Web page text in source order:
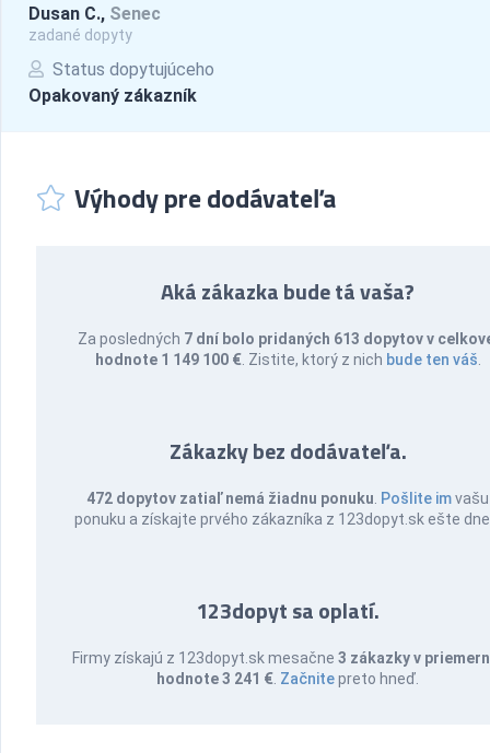
Dusan C., Senec
zadané dopyty
Status dopytujúceho
Opakovaný zákazník
Výhody pre dodávateľa
Aká zákazka bude tá vaša?
Za posledných 7 dní bolo pridaných 613 dopytov v
hodnote 1 149 100 € . Zistite, ktorý z nich bude ten váš
Zákazky bez dodávateľa.
472 dopytov zatiaľ nemá žiadnu ponuku Pošlite imvašu
ponuku a získajte prvého zákazníka z 123dopyt.sk ešte
123dopyt sa oplatí.
Firmy získajú z 123dopyt.sk mesačne3 zákazky v
hodnote 3 241 € Začnitepreto hneď.